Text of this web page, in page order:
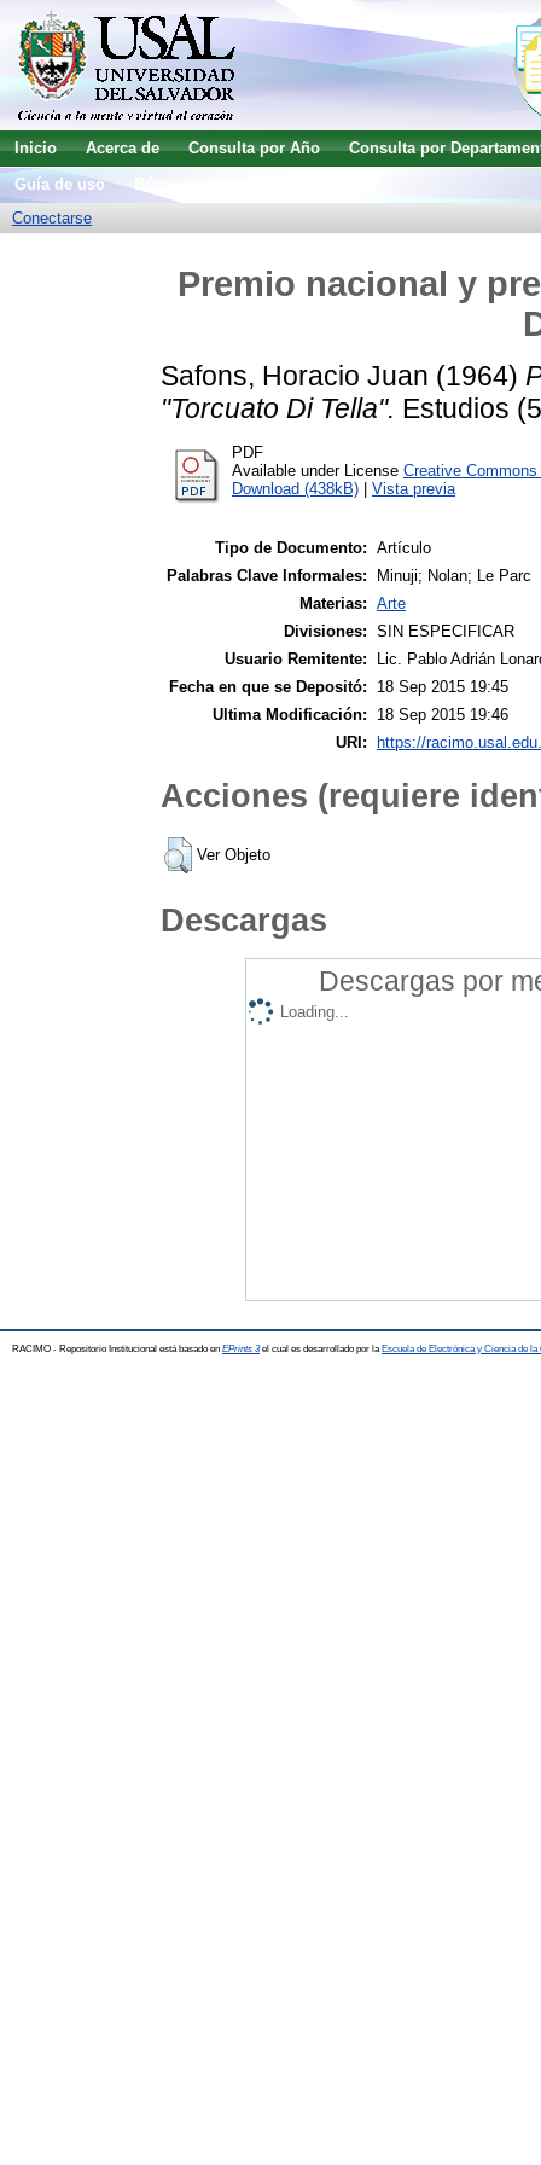
Inicio Acerca de Consulta por Año
Consulta por
Guía de uso
Conectarse
Premio nacional y
Safons, Horacio Juan (1964)
"Torcuato Di Tella". Estudios
PDF
Available under License Creative
Download (438kB)
Vista previa
Tipo de Documento: Artículo
Palabras Clave Informales:
Minuji; Nolan; Le Parc
Materias: Arte
Divisiones: SIN ESPECIFICAR
Usuario Remitente:
Lic. Pablo Adrián
Fecha en que se Depositó:
18 Sep 2015 19:45
Ultima Modificación:
18 Sep 2015 19:46
URI:
https://
Acciones (requiere
Ver Objeto
Descargas
Descargas por
Loading...
RACIMO - Repositorio Institucional está basado en EPrints 3el cual es desarrollado por la Escuela de Electrónica y Ciencia de la